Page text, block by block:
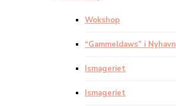
Wokshop
“Gammeldaws” i Nyhavn
Ismageriet
Ismageriet